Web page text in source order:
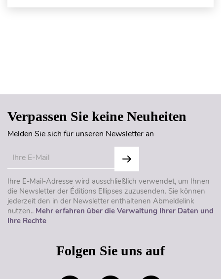
Verpassen Sie keine Neuheiten
Melden Sie sich für unseren Newsletter an
Ihre E-Mail-Adresse wird ausschließlich verwendet, um Ihnen
die Newsletter der Éditions Ellipses zuzusenden. Sie können
jederzeit den in der Newsletter enthaltenen Abmeldelink
nutzen.. Mehr erfahren über die Verwaltung Ihrer Daten und
Ihre Rechte
Folgen Sie uns auf